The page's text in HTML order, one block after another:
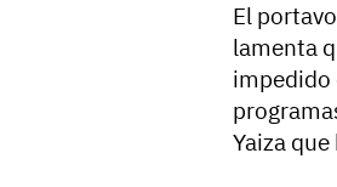
El
lamenta
impedido
Yaiza